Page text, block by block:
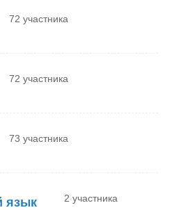
72 участника
72 участника
73 участника
язык 2 участника